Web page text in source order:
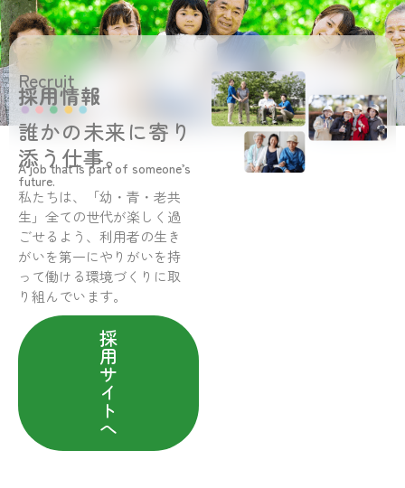
Recruit
採用情報
誰かの未来に寄り
添う仕事。
A job that is part of someone’s
future.
私たちは、「幼・青・老共
生」全ての世代が楽しく過
ごせるよう、利用者の生き
がいを第一にやりがいを持
って働ける環境づくりに取
り組んでいます。
採
用
サ
イ
ト
へ